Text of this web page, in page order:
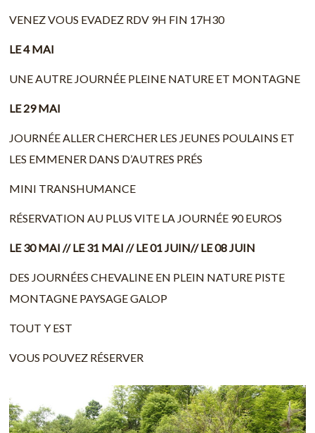
VENEZ VOUS EVADEZ RDV 9H FIN 17H30
LE 4 MAI
UNE AUTRE JOURNÉE PLEINE NATURE ET MONTAGNE
LE 29 MAI
JOURNÉE ALLER CHERCHER LES JEUNES POULAINS ET
LES EMMENER DANS D’AUTRES PRÉS
MINI TRANSHUMANCE
RÉSERVATION AU PLUS VITE LA JOURNÉE 90 EUROS
LE 30 MAI // LE 31 MAI // LE 01 JUIN// LE 08 JUIN
DES JOURNÉES CHEVALINE EN PLEIN NATURE PISTE
MONTAGNE PAYSAGE GALOP
TOUT Y EST
VOUS POUVEZ RÉSERVER